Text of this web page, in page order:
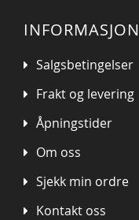
INFORMASJON
Salgsbetingelser
Frakt og levering
Åpningstider
Om oss
Sjekk min ordre
Kontakt oss